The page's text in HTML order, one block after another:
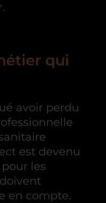
qui
avoir perdu
est devenu
les
en compte.